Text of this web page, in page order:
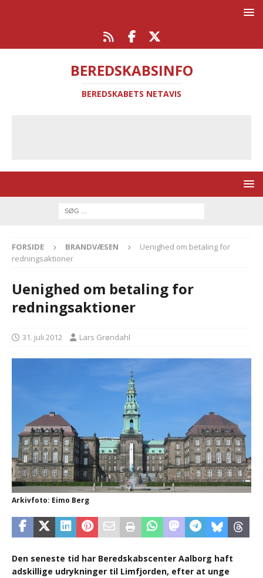
BEREDSKABSINFO
BEREDSKABETS NETAVIS
FORSIDE BRANDVÆSEN
Uenighed om betaling for
redningsaktioner
Uenighed om betaling for
redningsaktioner
31. juli 2012 Lars Grøndahl
Arkivfoto: Eimo Berg
Den seneste tid har Beredskabscenter Aalborg haft
adskillige udrykninger til Limfjorden, efter at unge